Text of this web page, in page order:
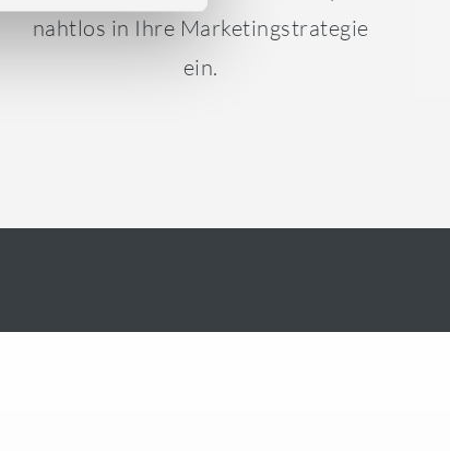
nahtlos in Ihre Marketingstrategie
ein.